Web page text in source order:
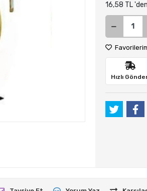
16,58 TL
Hızlı